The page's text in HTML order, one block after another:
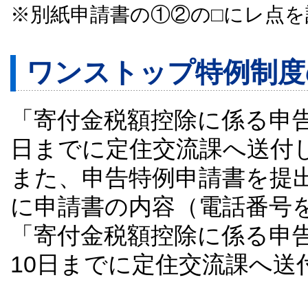
※別紙申請書の①②の□にレ点を
ワンストップ特例制
「寄付金税額控除に係る
日までに定住交流課へ送付
また、申告特例申請書を提
に申請書の内容（電話番号
「寄付金税額控除に係る
10日までに定住交流課へ送